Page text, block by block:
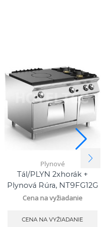
Plynové
Tál/PLYN 2xhorák +
Plynová Rúra, NT9FG12G
Cena na vyžiadanie
CENA NA VYŽIADANIE